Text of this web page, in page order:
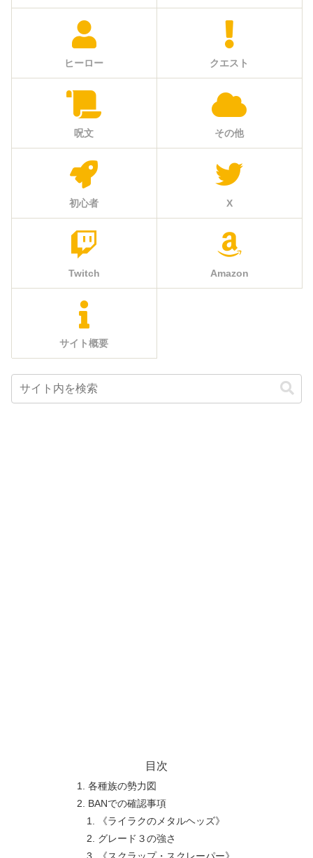
ヒーロー クエスト
呪文 その他
初心者 X
Twitch Amazon
サイト概要
目次
各種族の勢力図
BANでの確認事項
《ライラクのメタルヘッズ》
グレード３の強さ